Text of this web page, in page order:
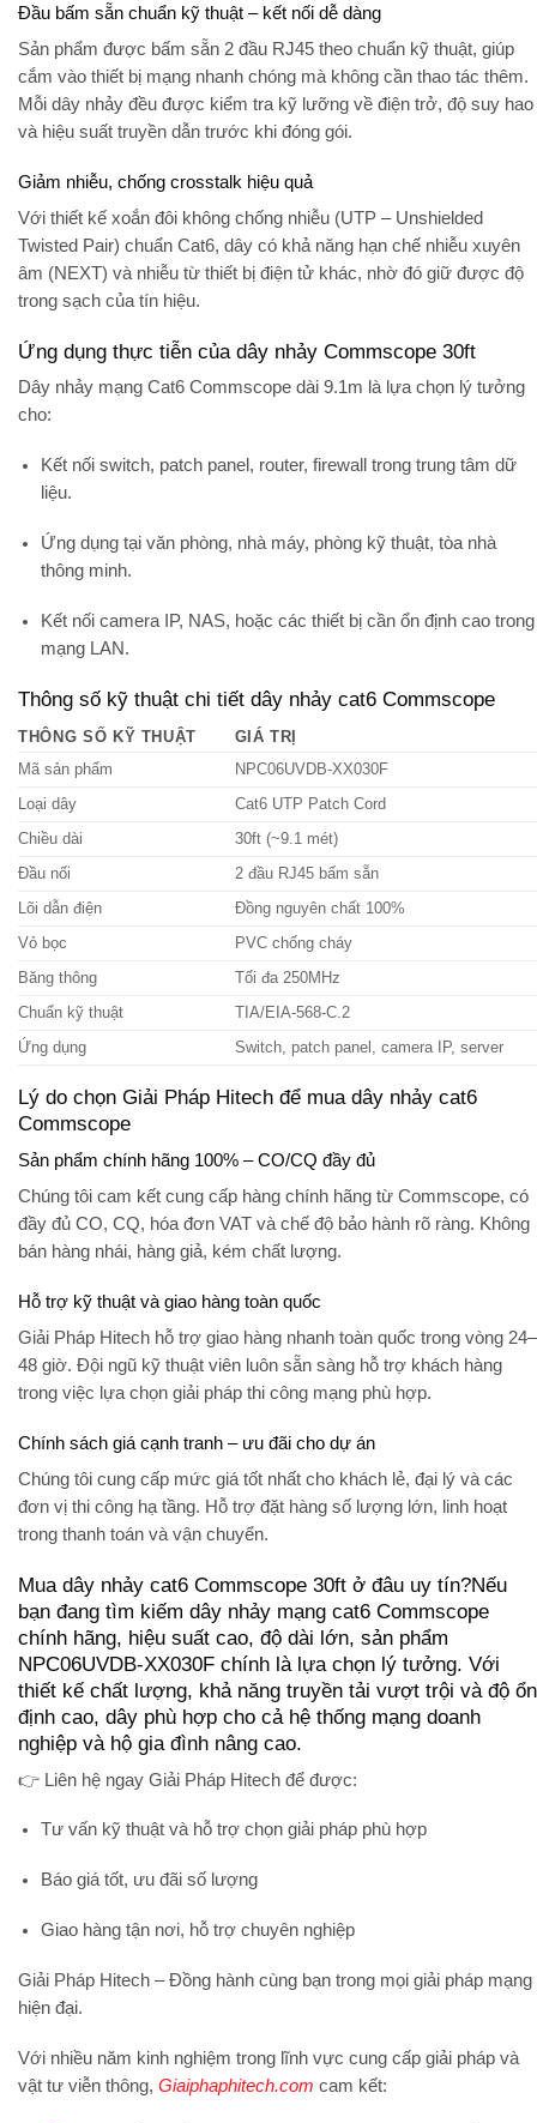
Đầu bấm sẵn chuẩn kỹ thuật – kết nối dễ dàng
Sản phẩm được bấm sẵn 2 đầu RJ45 theo chuẩn kỹ thuật, giúp
cắm vào thiết bị mạng nhanh chóng mà không cần thao tác thêm.
Mỗi dây nhảy đều được kiểm tra kỹ lưỡng về điện trở, độ suy hao
và hiệu suất truyền dẫn trước khi đóng gói.
Giảm nhiễu, chống crosstalk hiệu quả
Với thiết kế xoắn đôi không chống nhiễu (UTP – Unshielded
Twisted Pair) chuẩn Cat6, dây có khả năng hạn chế nhiễu xuyên
âm (NEXT) và nhiễu từ thiết bị điện tử khác, nhờ đó giữ được độ
trong sạch của tín hiệu.
Ứng dụng thực tiễn của dây nhảy Commscope 30ft
Dây nhảy mạng Cat6 Commscope dài 9.1m là lựa chọn lý tưởng
cho:
Kết nối switch, patch panel, router, firewall trong trung tâm dữ
liệu.
Ứng dụng tại văn phòng, nhà máy, phòng kỹ thuật, tòa nhà
thông minh.
Kết nối camera IP, NAS, hoặc các thiết bị cần ổn định cao trong
mạng LAN.
Thông số kỹ thuật chi tiết dây nhảy cat6 Commscope
THÔNG SỐ KỸ THUẬT
GIÁ TRỊ
Mã sản phẩm
NPC06UVDB-XX030F
Loại dây
Cat6 UTP Patch Cord
Chiều dài
30ft (~9.1 mét)
Đầu nối
2 đầu RJ45 bấm sẵn
Lõi dẫn điện
Đồng nguyên chất 100%
Vỏ bọc
PVC chống cháy
Băng thông
Tối đa 250MHz
Chuẩn kỹ thuật
TIA/EIA-568-C.2
Ứng dụng
Switch, patch panel, camera IP, server
Lý do chọn Giải Pháp Hitech để mua dây nhảy cat6
Commscope
Sản phẩm chính hãng 100% – CO/CQ đầy đủ
Chúng tôi cam kết cung cấp hàng chính hãng từ Commscope, có
đầy đủ CO, CQ, hóa đơn VAT và chế độ bảo hành rõ ràng. Không
bán hàng nhái, hàng giả, kém chất lượng.
Hỗ trợ kỹ thuật và giao hàng toàn quốc
Giải Pháp Hitech hỗ trợ giao hàng nhanh toàn quốc trong vòng 24–
48 giờ. Đội ngũ kỹ thuật viên luôn sẵn sàng hỗ trợ khách hàng
trong việc lựa chọn giải pháp thi công mạng phù hợp.
Chính sách giá cạnh tranh – ưu đãi cho dự án
Chúng tôi cung cấp mức giá tốt nhất cho khách lẻ, đại lý và các
đơn vị thi công hạ tầng. Hỗ trợ đặt hàng số lượng lớn, linh hoạt
trong thanh toán và vận chuyển.
Mua dây nhảy cat6 Commscope 30ft ở đâu uy tín?Nếu
bạn đang tìm kiếm dây nhảy mạng cat6 Commscope
chính hãng, hiệu suất cao, độ dài lớn, sản phẩm
NPC06UVDB-XX030F chính là lựa chọn lý tưởng. Với
thiết kế chất lượng, khả năng truyền tải vượt trội và độ ổn
định cao, dây phù hợp cho cả hệ thống mạng doanh
nghiệp và hộ gia đình nâng cao.
👉 Liên hệ ngay Giải Pháp Hitech để được:
Tư vấn kỹ thuật và hỗ trợ chọn giải pháp phù hợp
Báo giá tốt, ưu đãi số lượng
Giao hàng tận nơi, hỗ trợ chuyên nghiệp
Giải Pháp Hitech – Đồng hành cùng bạn trong mọi giải pháp mạng
hiện đại.
Với nhiều năm kinh nghiệm trong lĩnh vực cung cấp giải pháp và
vật tư viễn thông, Giaiphaphitech.com cam kết: